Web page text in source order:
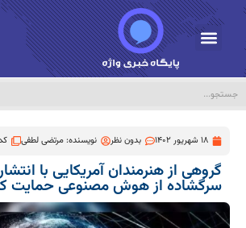
18 شهریور 1402 بدون نظر نویسنده:مرتضی لطفی
گروهی از هنرمندان آمریکایی با
سرگشاده از هوش مصنوعی حمایت